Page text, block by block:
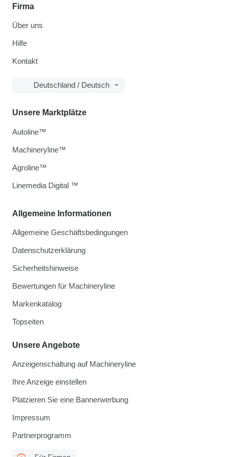
Firma
Über uns
Hilfe
Kontakt
Deutschland / Deutsch
Allgemeine Informationen
Allgemeine Geschäftsbedingungen
Datenschutzerklärung
Sicherheitshinweise
Bewertungen für Machineryline
Markenkatalog
Topseiten
Unsere Angebote
Anzeigenschaltung auf Machineryline
Ihre Anzeige einstellen
Platzieren Sie eine Bannerwerbung
Impressum
Partnerprogramm
Unsere Marktplätze
Autoline™
Machineryline™
Agroline™
Linemedia Digital ™